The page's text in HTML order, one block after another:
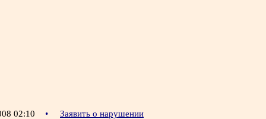
02:10 • Заявить о нарушении